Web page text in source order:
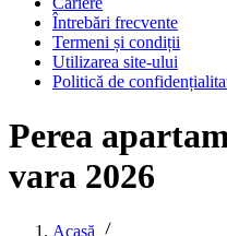
Întrebări frecvente
Termeni și condiții
Utilizarea site-ului
Politică de
Perea
vara 2026
Acasă